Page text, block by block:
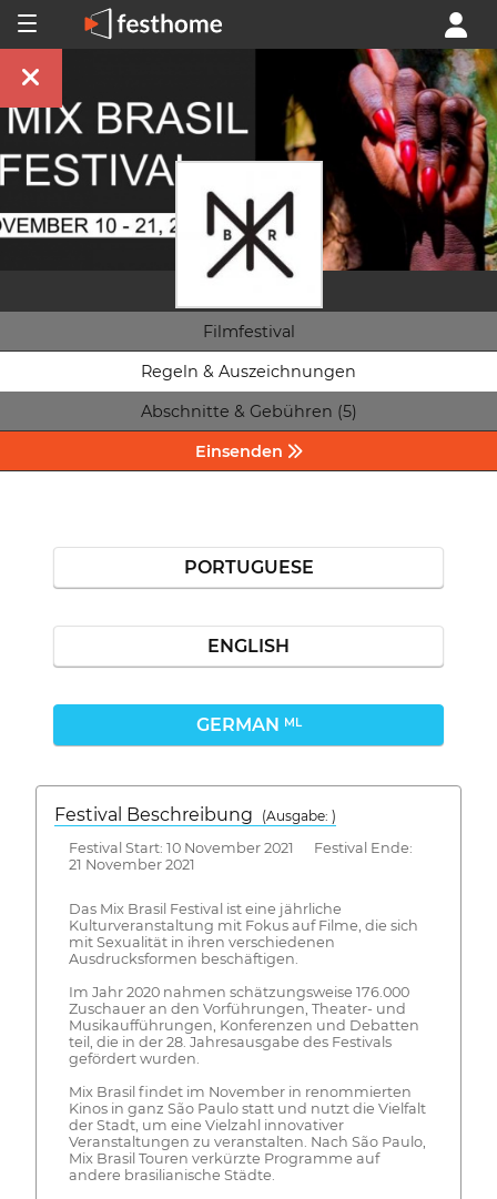
Filmfestival
Regeln & Auszeichnungen
Abschnitte & Gebühren (5)
Einsenden
PORTUGUESE
ENGLISH
GERMAN ML
Festival Beschreibung
(Ausgabe: )
Festival Start: 10 November 2021 Festival Ende:
21 November 2021
Das Mix Brasil Festival ist eine jährliche
Kulturveranstaltung mit Fokus auf Filme, die sich
mit Sexualität in ihren verschiedenen
Ausdrucksformen beschäftigen.
Im Jahr 2020 nahmen schätzungsweise 176.000
Zuschauer an den Vorführungen, Theater- und
Musikaufführungen, Konferenzen und Debatten
teil, die in der 28. Jahresausgabe des Festivals
gefördert wurden.
Mix Brasil findet im November in renommierten
Kinos in ganz São Paulo statt und nutzt die Vielfalt
der Stadt, um eine Vielzahl innovativer
Veranstaltungen zu veranstalten. Nach São Paulo,
Mix Brasil Touren verkürzte Programme auf
andere brasilianische Städte.